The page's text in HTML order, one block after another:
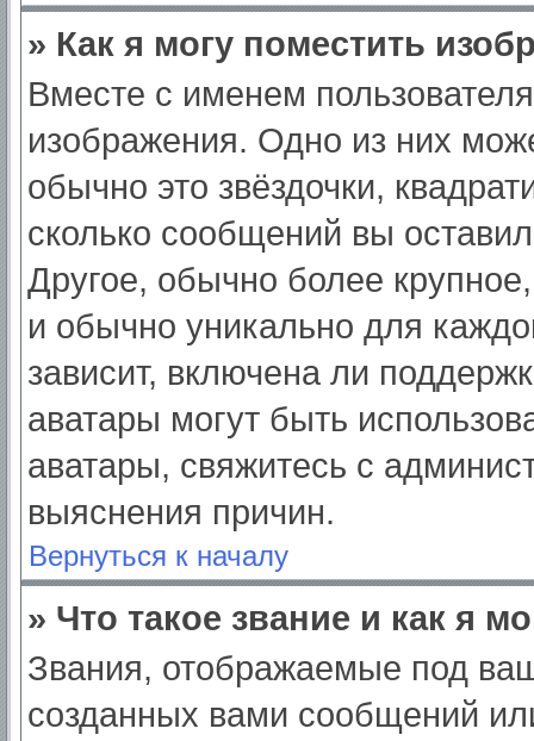
» Как я могу поместить
Вместе с именем
изображения. Одно из них
обычно это звёздочки,
сколько сообщений вы
Другое, обычно более
и обычно уникально для
зависит, включена ли
аватары могут быть
аватары, свяжитесь с
выяснения причин.
Вернуться к началу
» Что такое звание и как я
Звания, отображаемые под
созданных вами сообщений